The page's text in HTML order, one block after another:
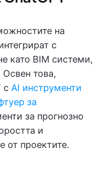
на
с
като BIM системи,
това,
с AI инструменти
за
за прогнозно
и
от проектите.